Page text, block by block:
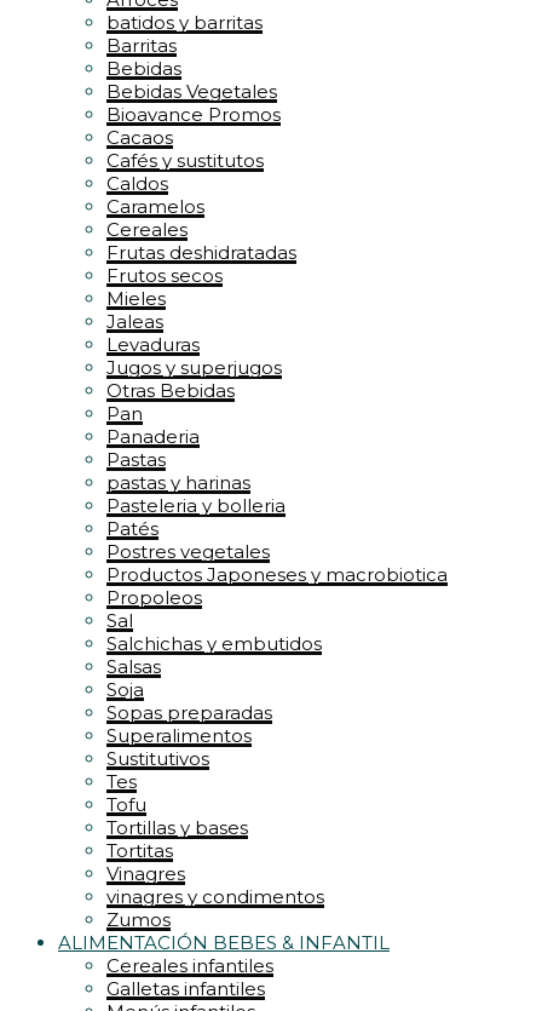
batidos y barritas
Barritas
Bebidas
Bebidas Vegetales
Bioavance Promos
Cacaos
Cafés y sustitutos
Caldos
Caramelos
Cereales
Frutas deshidratadas
Frutos secos
Mieles
Jaleas
Levaduras
Jugos y superjugos
Otras Bebidas
Pan
Panaderia
Pastas
pastas y harinas
Pasteleria y bolleria
Patés
Postres vegetales
Productos Japoneses y macrobiotica
Propoleos
Sal
Salchichas y embutidos
Salsas
Soja
Sopas preparadas
Superalimentos
Sustitutivos
Tes
Tofu
Tortillas y bases
Tortitas
Vinagres
vinagres y condimentos
Zumos
ALIMENTACIÓN BEBES & INFANTIL
Cereales infantiles
Galletas infantiles